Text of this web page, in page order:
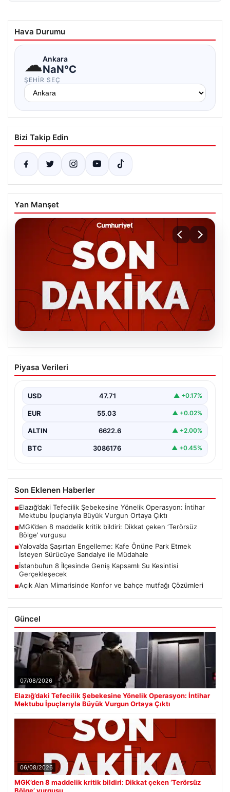
Hava Durumu
☁Ankara
NaN°C
ŞEHIR SEÇ
Bizi Takip Edin
Yan Manşet
MGK’den 8 maddelik kritik bildiri: Dikkat
çeken ‘Terörsüz Bölge’ vurgusu
Piyasa Verileri
USD 47.71 ▲ +0.17%
EUR 55.03 ▲ +0.02%
ALTIN 6622.6 ▲ +2.00%
BTC 3086176 ▲ +0.45%
Son Eklenen Haberler
■Elazığ’daki Tefecilik Şebekesine Yönelik Operasyon: İntihar
Mektubu İpuçlarıyla Büyük Vurgun Ortaya Çıktı
■MGK’den 8 maddelik kritik bildiri: Dikkat çeken ‘Terörsüz
Bölge’ vurgusu
■Yalova’da Şaşırtan Engelleme: Kafe Önüne Park Etmek
İsteyen Sürücüye Sandalye ile Müdahale
■İstanbul’un 8 İlçesinde Geniş Kapsamlı Su Kesintisi
Gerçekleşecek
■Açık Alan Mimarisinde Konfor ve bahçe mutfağı Çözümleri
Güncel
07/08/2026
Elazığ’daki Tefecilik Şebekesine Yönelik Operasyon: İntihar
Mektubu İpuçlarıyla Büyük Vurgun Ortaya Çıktı
06/08/2026
MGK’den 8 maddelik kritik bildiri: Dikkat çeken ‘Terörsüz
Bölge’ vurgusu